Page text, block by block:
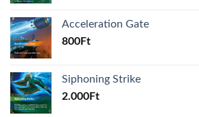
Acceleration Gate
800Ft
Siphoning Strike
2.000Ft